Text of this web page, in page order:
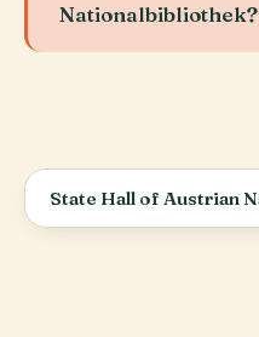
Nationalbibliothek?